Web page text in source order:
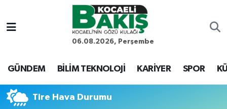
06.08.2026, Perşembe
GÜNDEM BİLİM TEKNOLOJİ KARİYER SPOR
Tire Hava Durumu
Kocaeli Nöbetçi Eczaneler
Kocaeli Hava Durumu